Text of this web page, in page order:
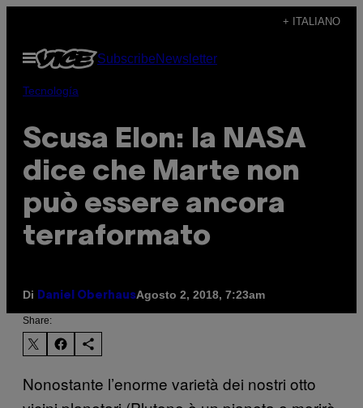
contenuto
+ ITALIANO
Apri
SubscribeNewsletter
Tecnología
Scusa Elon: la NASA
dice che Marte non
può essere ancora
terraformato
Di Daniel OberhausAgosto 2, 2018, 7:23am
Share:
Nonostante l’enorme varietà dei nostri otto